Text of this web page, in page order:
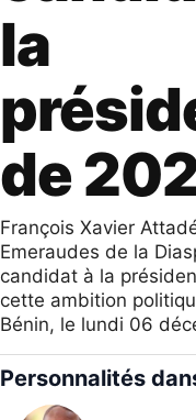
la
de
François Xavier
Emeraudes de la
candidat à la
cette ambition
Bénin, le lundi 06
Personnalités